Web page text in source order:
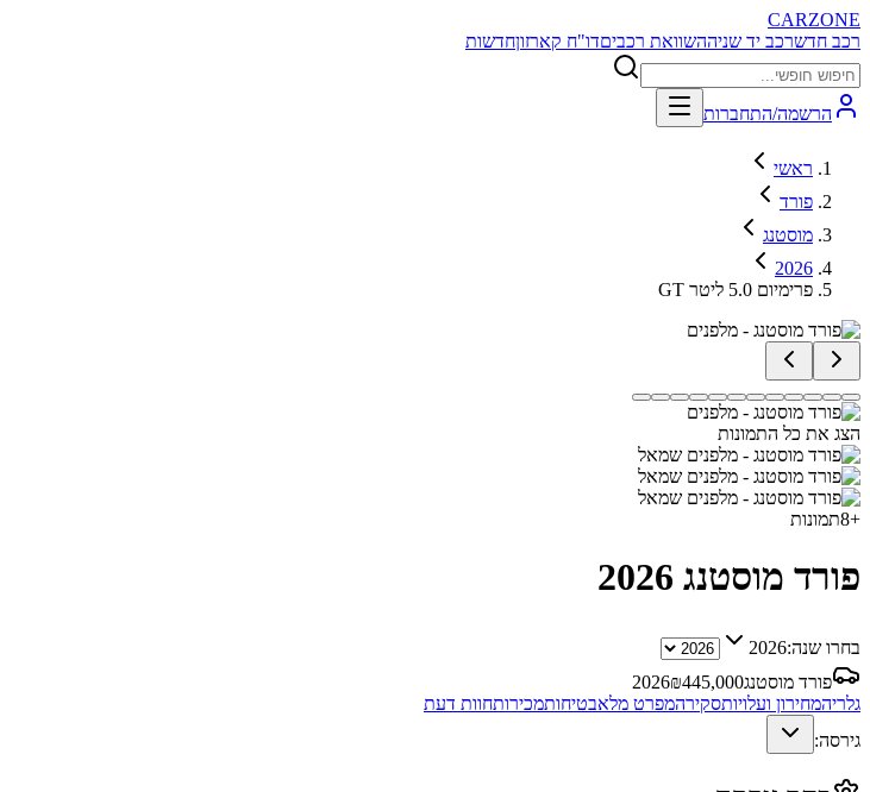
CARZONE
רכב חדשרכב יד שניההשוואת רכביםדו"ח קארזוןחדשות
הרשמה/התחברות
ראשי
פורד
מוסטנג
2026
GT פרימיום 5.0 ליטר
הצג את כל התמונות
+
8תמונות
פורד מוסטנג 2026
בחרו שנה:2026
פורד מוסטנג
2026₪445,000
גלריהמחירון ועלויותסקירהמפרט מלאבטיחותמכירותחוות דעת
גירסה: